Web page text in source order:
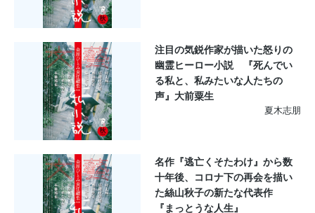
注目の気鋭作家が描いた怒りの
幽霊ヒーロー小説 『死んでい
る私と、私みたいな人たちの
声』大前粟生
夏木志朋
名作『逃亡くそたわけ』から数
十年後、コロナ下の再会を描い
た絲山秋子の新たな代表作
『まっとうな人生』